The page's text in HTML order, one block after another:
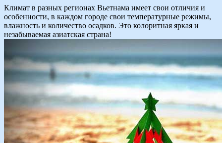
Климат в разных регионах Вьетнама имеет свои отличия и
особенности, в каждом городе свои температурные режимы,
влажность и количество осадков. Это колоритная яркая и
незабываемая азиатская страна!